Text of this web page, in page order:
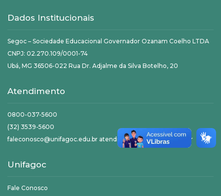
Dados Institucionais
Segoc – Sociedade Educacional Governador Ozanam Coelho LTDA
CNPJ: 02.270.109/0001-74
Ubá, MG 36506-022 Rua Dr. Adjalme da Silva Botelho, 20
Atendimento
0800-037-5600
(32) 3539-5600
faleconosco@unifagoc.edu.br atendimento@unifagoc.edu.br
Unifagoc
Fale Conosco